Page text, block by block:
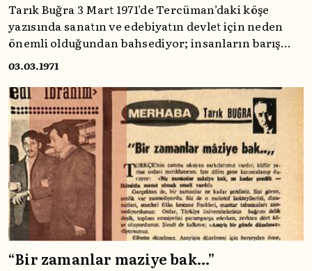
Tarık Buğra 3 Mart 1971’de Tercüman’daki köşe
yazısında sanatın ve edebiyatın devlet için neden
önemli olduğundan bahsediyor; insanların barış
içinde bir arada yaşayabilmelerinin temelinde sanat
03.03.1971
“Bir zamanlar maziye bak…”